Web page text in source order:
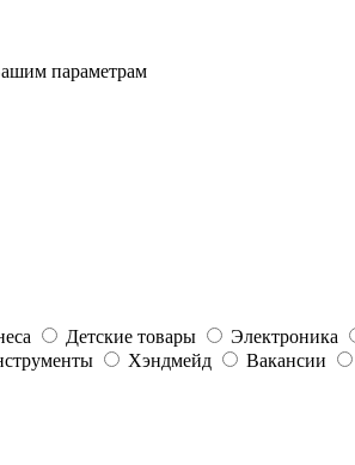
параметрам
Детские товары Электроника
Хэндмейд Вакансии